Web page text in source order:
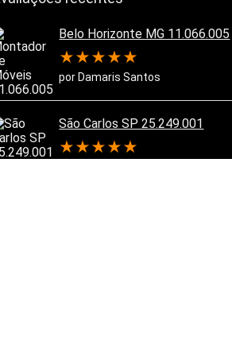
Belo Horizonte MG 11.066.005
★★★★★
por Damaris Santos
São Carlos SP 25.249.001
★★★★★